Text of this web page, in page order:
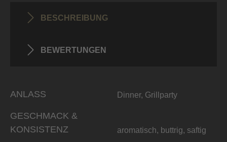
BESCHREIBUNG
BEWERTUNGEN
ANLASS Dinner, Grillparty
GESCHMACK &
KONSISTENZ
aromatisch, buttrig, saftig